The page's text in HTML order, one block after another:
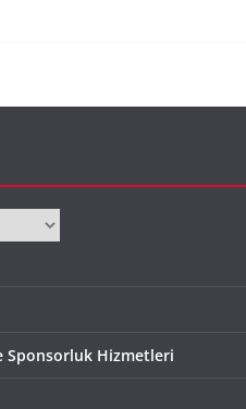
Sponsorluk Hizmetleri